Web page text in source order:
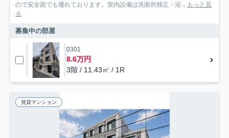
ので安全面でも優れております。室内設備は洗面所独立・浴... もっと見
る
募集中の部屋
0301
8.6万円
3階 / 11.43㎡ / 1R
賃貸マンション